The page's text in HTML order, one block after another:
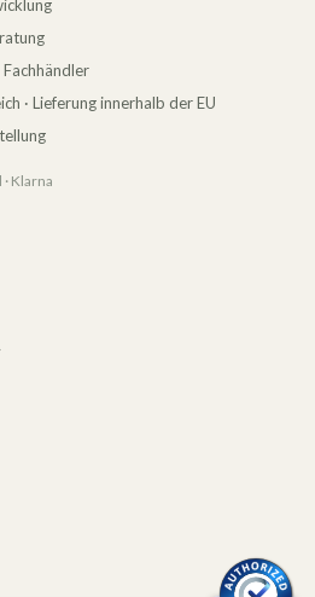
· Lieferung innerhalb der EU
Klarna